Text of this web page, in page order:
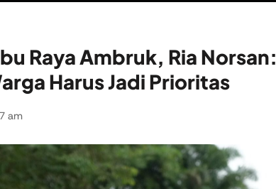
Raya Ambruk, Ria Norsan:
Harus Jadi Prioritas
am